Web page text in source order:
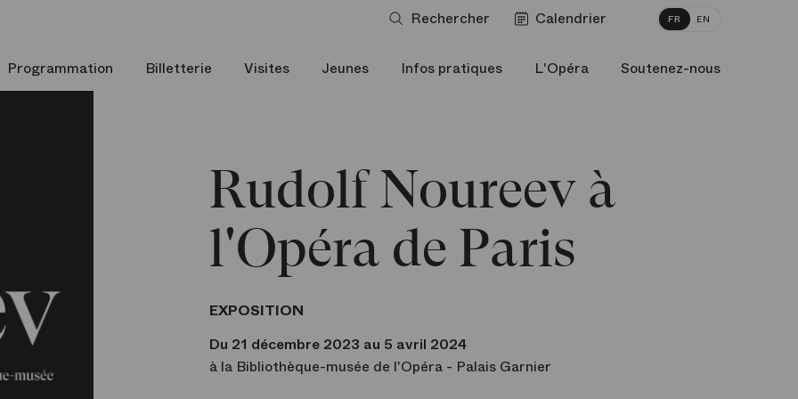
Rechercher Calendrier FR EN
Programmation Billetterie Visites Jeunes Infos pratiques L'Opéra Soutenez-nous
Rudolf Noureev à
l'Opéra de Paris
EXPOSITION
Du 21 décembre 2023 au 5 avril 2024
à la Bibliothèque-musée de l'Opéra - Palais Garnier